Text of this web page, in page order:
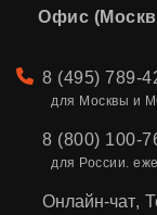
Офис
Телефон
8 (495) 789-
для Москвы и
8 (800) 100-
для России.
Онлайн-чат,